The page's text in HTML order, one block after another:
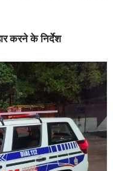
करने के निर्देश